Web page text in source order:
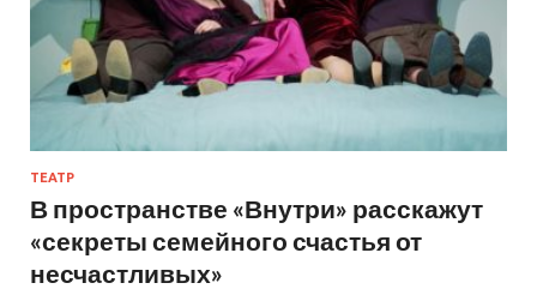
ТЕАТР
В пространстве «Внутри» расскажут
«секреты семейного счастья от
несчастливых»